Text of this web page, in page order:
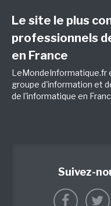
Le site le plus
professionnels
en France
LeMondeInformatique.fr
groupe d'information et
de l'informatique en
Suivez-